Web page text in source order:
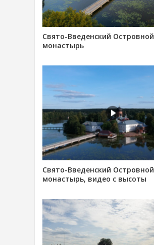
Свято-Введенский Островной
монастырь
Свято-Введенский Островной
монастырь, видео с высоты